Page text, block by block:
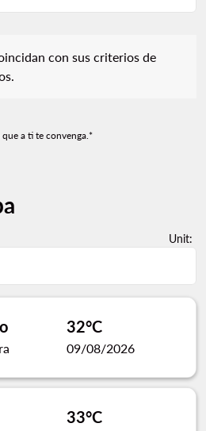
con sus criterios de
a ti te convenga.*
Unit:
32°C
09/08/2026
33°C